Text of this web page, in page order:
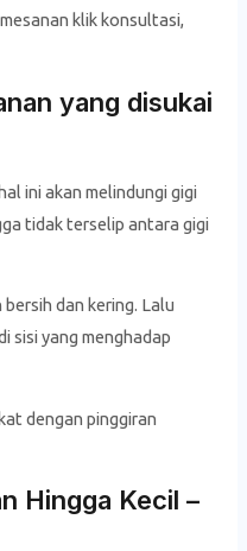
klik konsultasi,
yang disukai
ini akan melindungi gigi
tidak terselip antara gigi
dan kering. Lalu
sisi yang menghadap
dengan pinggiran
Hingga Kecil –